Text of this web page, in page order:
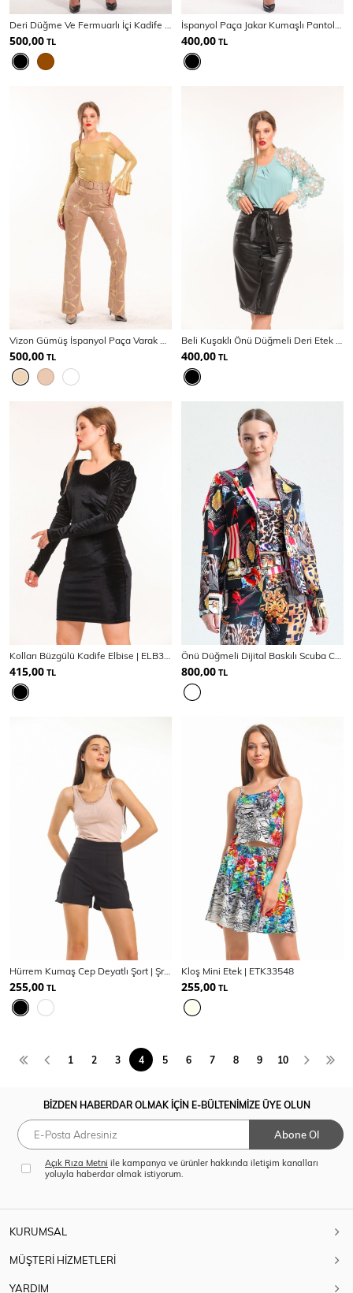
Deri Düğme Ve Fermuarlı İçi Kadife Deri Pantolon
500,00 TL
İspanyol Paça Jakar Kumaşlı Pantolon
400,00 TL
Vizon Gümüş İspanyol Paça Varak Baskılı Scuba Pantolon
500,00 TL
Beli Kuşaklı Önü Düğmeli Deri Etek | ETK33549
400,00 TL
Kolları Büzgülü Kadife Elbise | ELB33265
415,00 TL
Önü Düğmeli Dijital Baskılı Scuba Ceket | Ckt33599
800,00 TL
Hürrem Kumaş Cep Deyatlı Şort | Şrt33538
255,00 TL
Kloş Mini Etek | ETK33548
255,00 TL
1 2 3 4 5 6 7 8 9 10
BİZDEN HABERDAR OLMAK İÇİN E-BÜLTENİMİZE ÜYE OLUN
Abone Ol
Açık Rıza Metni ile kampanya ve ürünler hakkında iletişim kanalları
yoluyla haberdar olmak istiyorum.
KURUMSAL
MÜŞTERİ HİZMETLERİ
YARDIM